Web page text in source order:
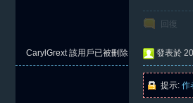
回復
CarylGrext該用戶已被刪除 發表於
提示: 作